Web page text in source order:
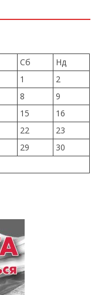
Сб
Нд
1
2
8
9
15
16
22
23
29
30